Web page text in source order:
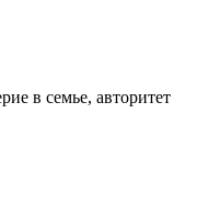
в семье, авторитет